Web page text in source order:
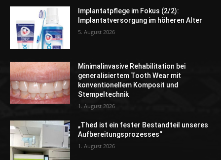
Implantatpflege im Fokus (2/2):
Implantatversorgung im höheren Alter
5. August 2026
Minimalinvasive Rehabilitation bei
generalisiertem Tooth Wear mit
konventionellem Komposit und
Stempeltechnik
1. August 2026
„Thed ist ein fester Bestandteil unseres
Aufbereitungsprozesses“
1. August 2026